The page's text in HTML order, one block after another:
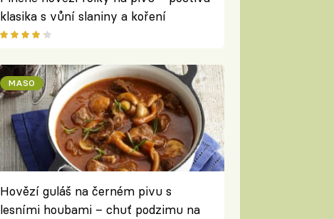
klasika s vůní slaniny a koření
MASO
Hovězí guláš na černém pivu s
lesními houbami – chuť podzimu na